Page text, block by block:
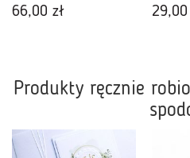
66,00 zł 29,00
Produkty ręcznie